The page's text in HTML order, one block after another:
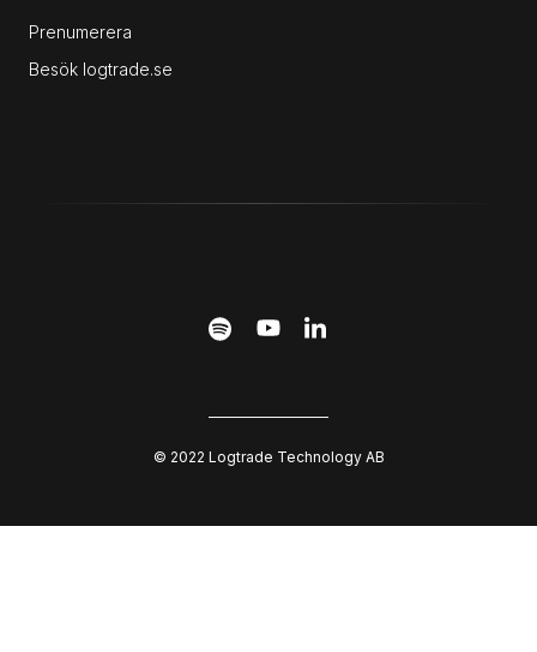
Prenumerera
Besök logtrade.se
© 2022 Logtrade Technology AB